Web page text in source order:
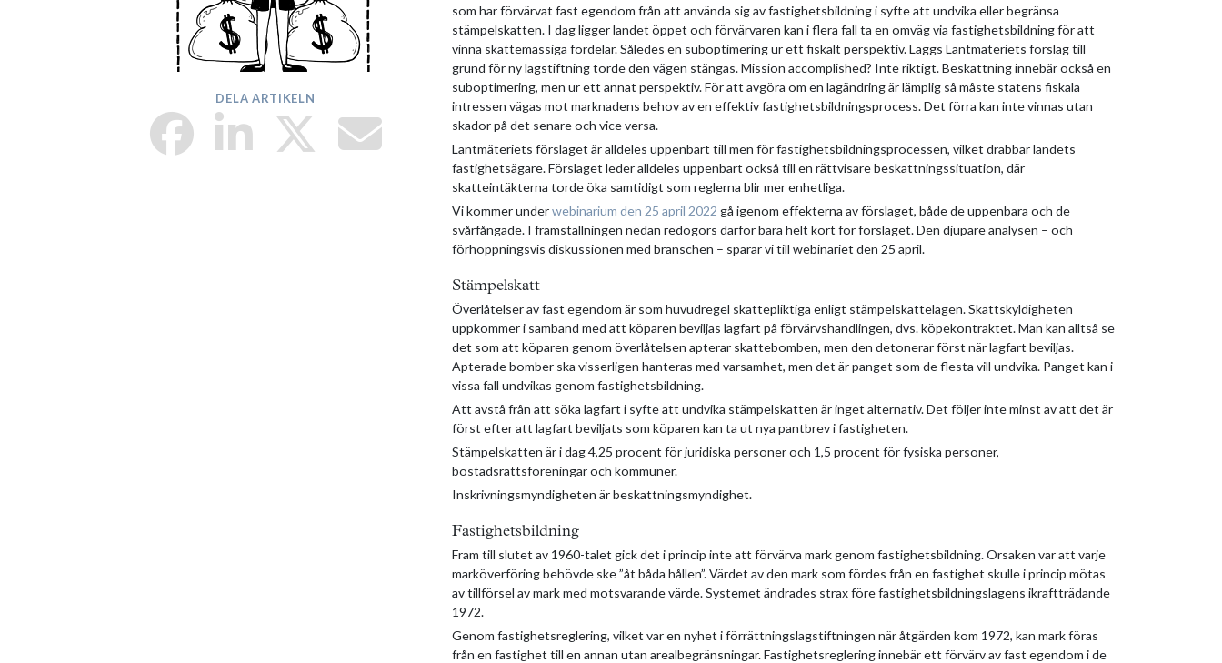
DELA ARTIKELN
som har förvärvat fast egendom från att använda sig av fastighetsbildning i syfte att undvika eller begränsa
stämpelskatten. I dag ligger landet öppet och förvärvaren kan i flera fall ta en omväg via fastighetsbildning för att
vinna skattemässiga fördelar. Således en suboptimering ur ett fiskalt perspektiv. Läggs Lantmäteriets förslag till
grund för ny lagstiftning torde den vägen stängas. Mission accomplished? Inte riktigt. Beskattning innebär också en
suboptimering, men ur ett annat perspektiv. För att avgöra om en lagändring är lämplig så måste statens fiskala
intressen vägas mot marknadens behov av en effektiv fastighetsbildningsprocess. Det förra kan inte vinnas utan
skador på det senare och vice versa.
Lantmäteriets förslaget är alldeles uppenbart till men för fastighetsbildningsprocessen, vilket drabbar landets
fastighetsägare. Förslaget leder alldeles uppenbart också till en rättvisare beskattningssituation, där
skatteintäkterna torde öka samtidigt som reglerna blir mer enhetliga.
Vi kommer underwebinarium den 25 april 2022 gå igenom effekterna av förslaget, både de uppenbara och de
svårfångade. I framställningen nedan redogörs därför bara helt kort för förslaget. Den djupare analysen – och
förhoppningsvis diskussionen med branschen – sparar vi till webinariet den 25 april.
Stämpelskatt
Överlåtelser av fast egendom är som huvudregel skattepliktiga enligt stämpelskattelagen. Skattskyldigheten
uppkommer i samband med att köparen beviljas lagfart på förvärvshandlingen, dvs. köpekontraktet. Man kan alltså se
det som att köparen genom överlåtelsen apterar skattebomben, men den detonerar först när lagfart beviljas.
Apterade bomber ska visserligen hanteras med varsamhet, men det är panget som de flesta vill undvika. Panget kan i
vissa fall undvikas genom fastighetsbildning.
Att avstå från att söka lagfart i syfte att undvika stämpelskatten är inget alternativ. Det följer inte minst av att det är
först efter att lagfart beviljats som köparen kan ta ut nya pantbrev i fastigheten.
Stämpelskatten är i dag 4,25 procent för juridiska personer och 1,5 procent för fysiska personer,
bostadsrättsföreningar och kommuner.
Inskrivningsmyndigheten är beskattningsmyndighet.
Fastighetsbildning
Fram till slutet av 1960-talet gick det i princip inte att förvärva mark genom fastighetsbildning. Orsaken var att varje
marköverföring behövde ske ”åt båda hållen”. Värdet av den mark som fördes från en fastighet skulle i princip mötas
av tillförsel av mark med motsvarande värde. Systemet ändrades strax före fastighetsbildningslagens ikraftträdande
1972.
Genom fastighetsreglering, vilket var en nyhet i förrättningslagstiftningen när åtgärden kom 1972, kan mark föras
från en fastighet till en annan utan arealbegränsningar. Fastighetsreglering innebär ett förvärv av fast egendom i de